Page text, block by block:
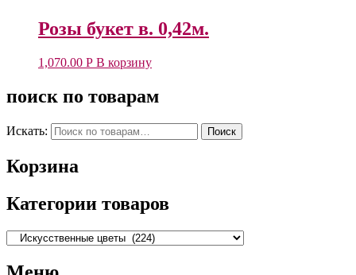
Розы букет в. 0,42м.
1,070.00 Р В корзину
поиск по товарам
Искать: Поиск
Корзина
Категории товаров